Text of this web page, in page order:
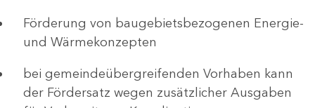
Förderung von baugebietsbezogenen Energie-
und Wärmekonzepten
bei gemeindeübergreifenden Vorhaben kann
der Fördersatz wegen zusätzlicher Ausgaben